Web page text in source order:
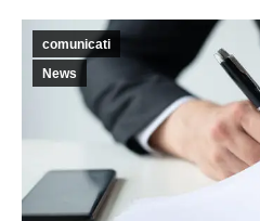
comunicati
News